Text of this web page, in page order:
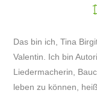
Das bin ich, Tina
Valentin. Ich bin
Liedermacherin,
leben zu können,